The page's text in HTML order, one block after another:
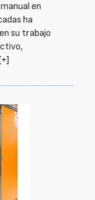
en
ha
su trabajo